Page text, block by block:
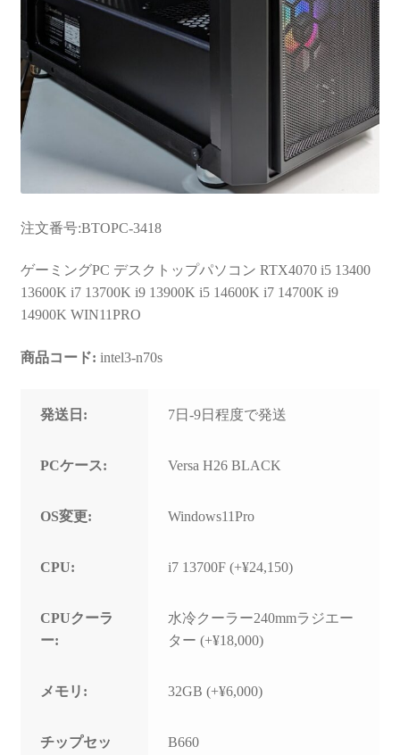
注文番号:BTOPC-3418
ゲーミングPC デスクトップパソコン RTX4070 i5 13400
13600K i7 13700K i9 13900K i5 14600K i7 14700K i9
14900K WIN11PRO
商品コード: intel3-n70s
発送日: 7日-9日程度で発送
PCケース: Versa H26 BLACK
OS変更: Windows11Pro
CPU: i7 13700F (+¥24,150)
CPUクーラ
ー:
水冷クーラー240mmラジエー
ター (+¥18,000)
メモリ: 32GB (+¥6,000)
チップセッ
B660